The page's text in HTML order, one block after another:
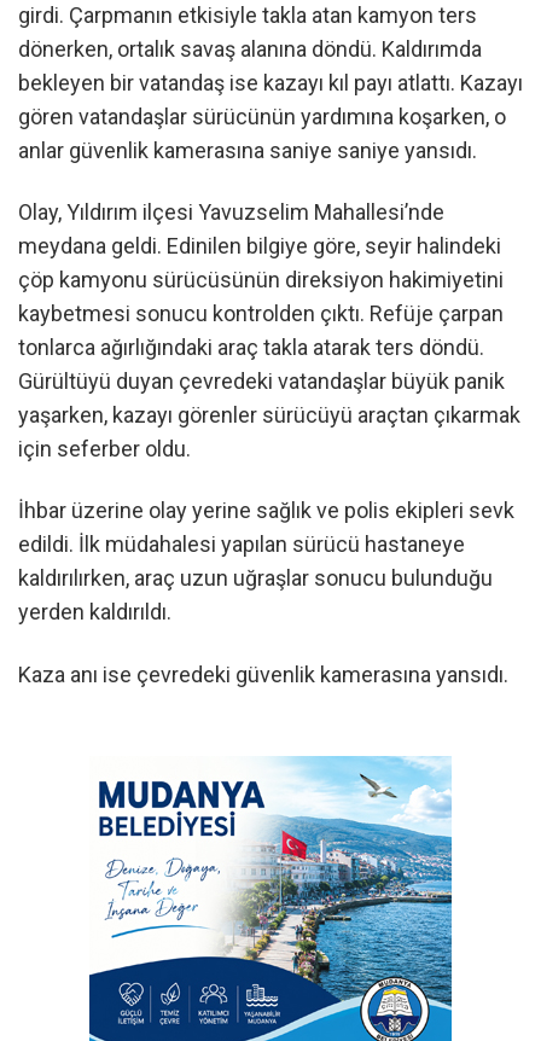
girdi. Çarpmanın etkisiyle takla atan kamyon ters
dönerken, ortalık savaş alanına döndü. Kaldırımda
bekleyen bir vatandaş ise kazayı kıl payı atlattı. Kazayı
gören vatandaşlar sürücünün yardımına koşarken, o
anlar güvenlik kamerasına saniye saniye yansıdı.
Olay, Yıldırım ilçesi Yavuzselim Mahallesi’nde
meydana geldi. Edinilen bilgiye göre, seyir halindeki
çöp kamyonu sürücüsünün direksiyon hakimiyetini
kaybetmesi sonucu kontrolden çıktı. Refüje çarpan
tonlarca ağırlığındaki araç takla atarak ters döndü.
Gürültüyü duyan çevredeki vatandaşlar büyük panik
yaşarken, kazayı görenler sürücüyü araçtan çıkarmak
için seferber oldu.
İhbar üzerine olay yerine sağlık ve polis ekipleri sevk
edildi. İlk müdahalesi yapılan sürücü hastaneye
kaldırılırken, araç uzun uğraşlar sonucu bulunduğu
yerden kaldırıldı.
Kaza anı ise çevredeki güvenlik kamerasına yansıdı.